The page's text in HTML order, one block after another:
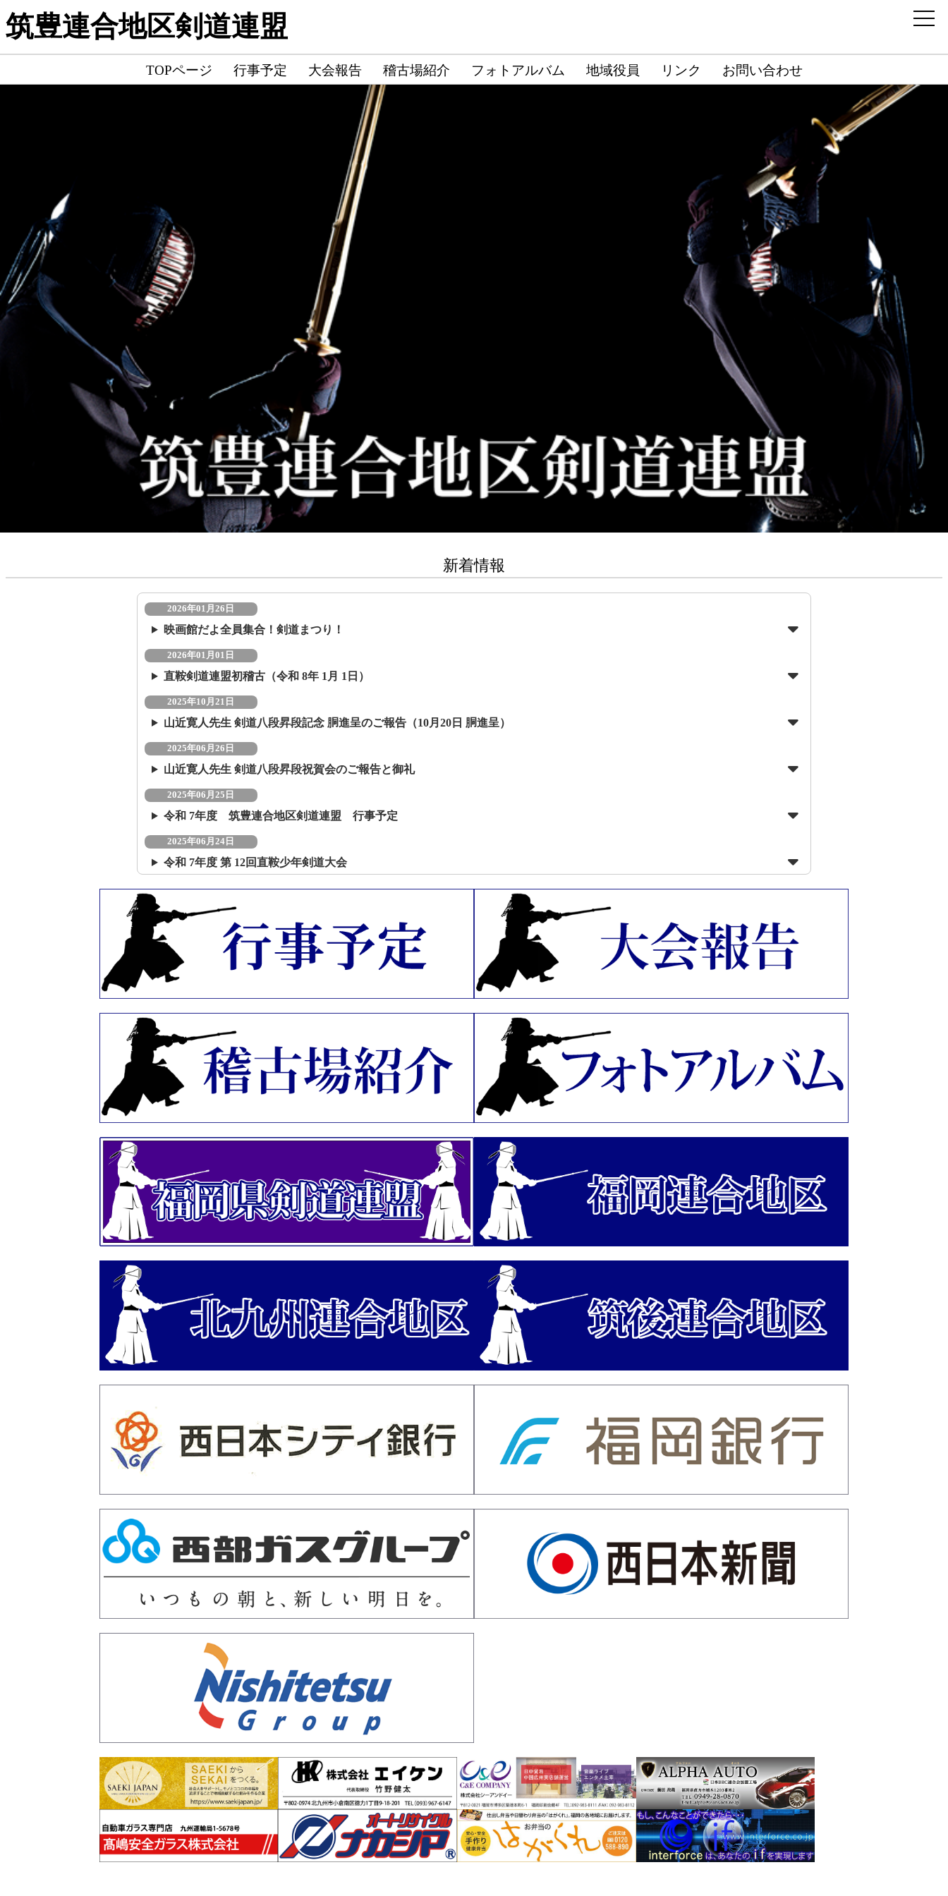
筑豊連合地区剣道連盟
TOPページ 行事予定 大会報告 稽古場紹介 フォトアルバム 地域役員 リンク お問い合わせ
新着情報
2026年01月26日
映画館だよ全員集合！剣道まつり！
2026年01月01日
直鞍剣道連盟初稽古（令和 8年 1月 1日）
2025年10月21日
山近寛人先生 剣道八段昇段記念 胴進呈のご報告（10月20日 胴進呈）
2025年06月26日
山近寛人先生 剣道八段昇段祝賀会のご報告と御礼
2025年06月25日
令和 7年度 筑豊連合地区剣道連盟 行事予定
2025年06月24日
令和 7年度 第 12回直鞍少年剣道大会
2024年10月20日
「第56回筑豊三地区対抗剣道大会」試合結果
2023年05月29日
ホームページをリニューアルいたしました。
2020年10月05日
「令和２年度 筑豊地区年齢別剣道選手権大会」中止のお知らせ